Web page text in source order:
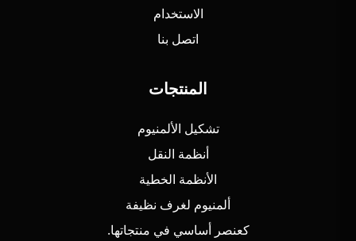
الاستخدام
اتصل بنا
المنتجات
تشكيل الألمنيوم
أنظمة النقل
الأنظمة الخطية
ألمنيوم لغرف نظيفة
كعنصر أساسي في منتجاتها.